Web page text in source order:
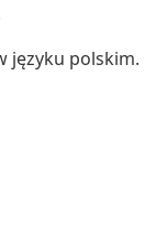
języku polskim.